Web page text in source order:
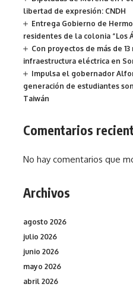
libertad de expresión: CNDH
Entrega Gobierno de
residentes de la colonia “Los
Con proyectos de más de
infraestructura eléctrica en
Impulsa el gobernador
generación de estudiantes
Taiwán
Comentarios
No hay comentarios que
Archivos
agosto 2026
julio 2026
junio 2026
mayo 2026
abril 2026